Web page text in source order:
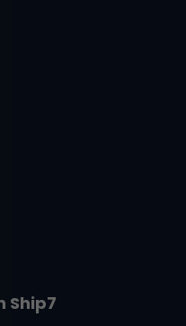
Ship7